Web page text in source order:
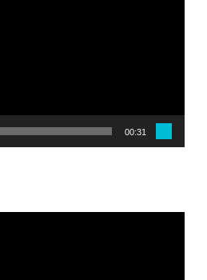
00:31